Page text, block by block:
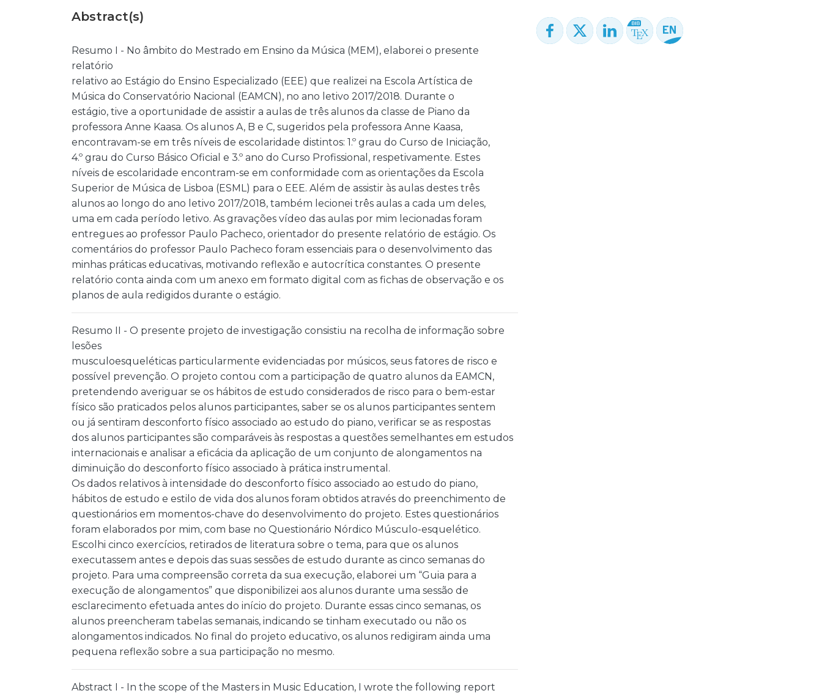
Abstract(s)
Resumo I - No âmbito do Mestrado em Ensino da Música (MEM), elaborei o presente
relatório
relativo ao Estágio do Ensino Especializado (EEE) que realizei na Escola Artística de
Música do Conservatório Nacional (EAMCN), no ano letivo 2017/2018. Durante o
estágio, tive a oportunidade de assistir a aulas de três alunos da classe de Piano da
professora Anne Kaasa. Os alunos A, B e C, sugeridos pela professora Anne Kaasa,
encontravam-se em três níveis de escolaridade distintos: 1.º grau do Curso de Iniciação,
4.º grau do Curso Básico Oficial e 3.º ano do Curso Profissional, respetivamente. Estes
níveis de escolaridade encontram-se em conformidade com as orientações da Escola
Superior de Música de Lisboa (ESML) para o EEE. Além de assistir às aulas destes três
alunos ao longo do ano letivo 2017/2018, também lecionei três aulas a cada um deles,
uma em cada período letivo. As gravações vídeo das aulas por mim lecionadas foram
entregues ao professor Paulo Pacheco, orientador do presente relatório de estágio. Os
comentários do professor Paulo Pacheco foram essenciais para o desenvolvimento das
minhas práticas educativas, motivando reflexão e autocrítica constantes. O presente
relatório conta ainda com um anexo em formato digital com as fichas de observação e os
planos de aula redigidos durante o estágio.
Resumo II - O presente projeto de investigação consistiu na recolha de informação sobre
lesões
musculoesqueléticas particularmente evidenciadas por músicos, seus fatores de risco e
possível prevenção. O projeto contou com a participação de quatro alunos da EAMCN,
pretendendo averiguar se os hábitos de estudo considerados de risco para o bem-estar
físico são praticados pelos alunos participantes, saber se os alunos participantes sentem
ou já sentiram desconforto físico associado ao estudo do piano, verificar se as respostas
dos alunos participantes são comparáveis às respostas a questões semelhantes em estudos
internacionais e analisar a eficácia da aplicação de um conjunto de alongamentos na
diminuição do desconforto físico associado à prática instrumental.
Os dados relativos à intensidade do desconforto físico associado ao estudo do piano,
hábitos de estudo e estilo de vida dos alunos foram obtidos através do preenchimento de
questionários em momentos-chave do desenvolvimento do projeto. Estes questionários
foram elaborados por mim, com base no Questionário Nórdico Músculo-esquelético.
Escolhi cinco exercícios, retirados de literatura sobre o tema, para que os alunos
executassem antes e depois das suas sessões de estudo durante as cinco semanas do
projeto. Para uma compreensão correta da sua execução, elaborei um “Guia para a
execução de alongamentos” que disponibilizei aos alunos durante uma sessão de
esclarecimento efetuada antes do início do projeto. Durante essas cinco semanas, os
alunos preencheram tabelas semanais, indicando se tinham executado ou não os
alongamentos indicados. No final do projeto educativo, os alunos redigiram ainda uma
pequena reflexão sobre a sua participação no mesmo.
Abstract I - In the scope of the Masters in Music Education, I wrote the following report